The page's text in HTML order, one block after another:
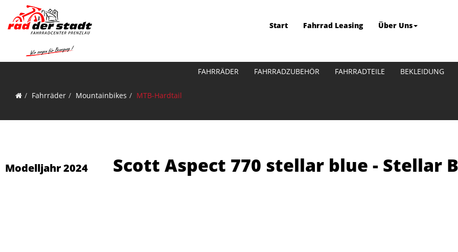
Start Fahrrad Leasing Über Uns
FAHRRÄDER FAHRRADZUBEHÖR FAHRRADTEILE BEKLEIDUNG
Fahrräder Mountainbikes MTB-Hardtail
Modelljahr 2024 Scott Aspect 770 stellar blue - Stellar